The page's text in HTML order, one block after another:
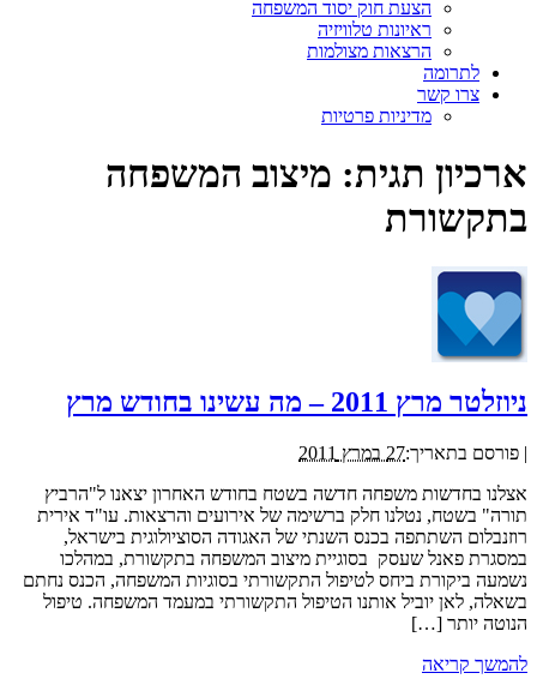
הצעת חוק יסוד המשפחה
ראיונות טלוויזיה
הרצאות מצולמות
לתרומה
צרו קשר
מדיניות פרטיות
ארכיון תגית: מיצוב המשפחה
בתקשורת
ניוזלטר מרץ 2011 – מה עשינו בחודש מרץ
| פורסם בתאריך:27 במרץ 2011
אצלנו בחדשות משפחה חדשה בשטח בחודש האחרון יצאנו ל"הרביץ
תורה" בשטח, נטלנו חלק ברשימה של אירועים והרצאות. עו"ד אירית
רוזנבלום השתתפה בכנס השנתי של האגודה הסוציולוגית בישראל,
במסגרת פאנל שעסק בסוגיית מיצוב המשפחה בתקשורת, במהלכו
נשמעה ביקורת ביחס לטיפול התקשורתי בסוגיות המשפחה, הכנס נחתם
בשאלה, לאן יוביל אותנו הטיפול התקשורתי במעמד המשפחה. טיפול
הנוטה יותר […]
להמשך קריאה